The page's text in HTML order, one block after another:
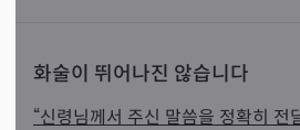
화술이 뛰어나진 않습니다
“신령님께서 주신 말씀을 정확히 전